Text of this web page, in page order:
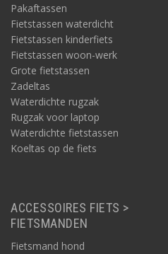
Pakaftassen
Fietstassen waterdicht
Fietstassen kinderfiets
Fietstassen woon-werk
Grote fietstassen
Zadeltas
Waterdichte rugzak
Rugzak voor laptop
Waterdichte fietstassen
Koeltas op de fiets
ACCESSOIRES FIETS >
FIETSMANDEN
Fietsmand hond